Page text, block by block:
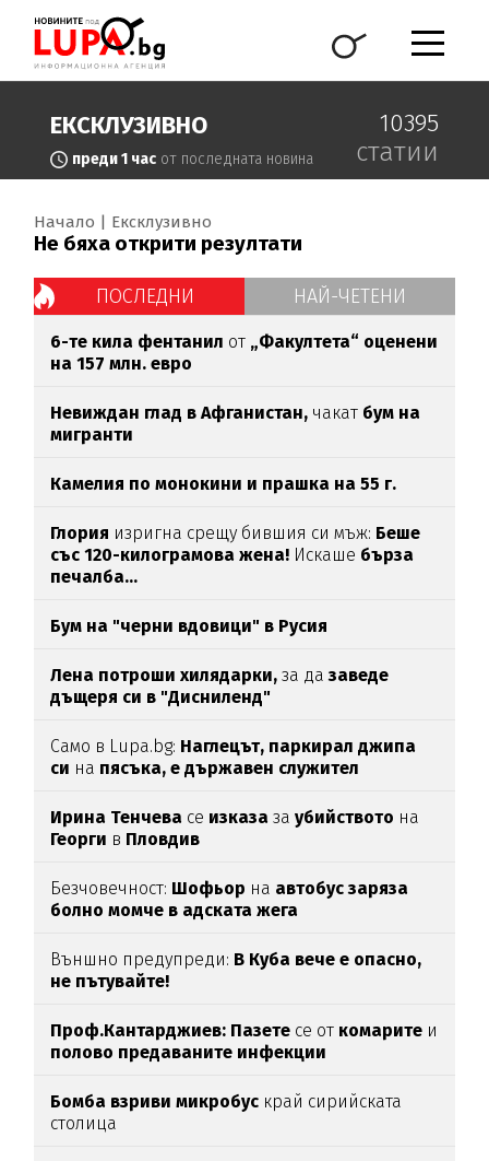
ЕКСКЛУЗИВНО
преди 1 час от последната новина
10395
статии
Начало Ексклузивно
Не бяха открити резултати
ПОСЛЕДНИ НАЙ-ЧЕТЕНИ
6-те кила фентанил от „Факултета“ оценени
на 157 млн. евро
Невиждан глад в Афганистан, чакат бум на
мигранти
Камелия по монокини и прашка на 55 г.
Глория изригна срещу бившия си мъж: Беше
със 120-килограмова жена! Искаше бърза
печалба...
Бум на "черни вдовици" в Русия
Лена потроши хилядарки,за да заведе
дъщеря си в "Дисниленд"
Само в Lupa.bg: Наглецът, паркирал джипа
си на пясъка, е държавен служител
Ирина Тенчева се изказазаубийството на
Георги в Пловдив
Безчовечност: Шофьор на автобус заряза
болно момче в адската жега
Външно предупреди: В Куба вече е опасно,
не пътувайте!
Проф.Кантарджиев: Пазете се от комарите и
полово предаваните инфекции
Бомба взриви микробус край сирийската
столица